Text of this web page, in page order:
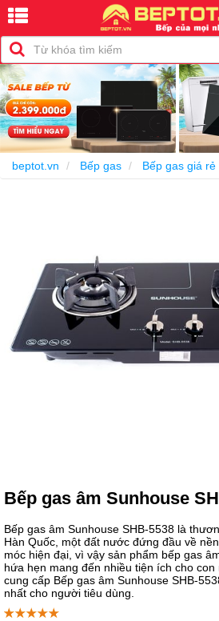
beptot.vn Bếp gas Bếp gas giá rẻ
Bếp gas âm Sunhouse
Bếp gas âm Sunhouse SHB-5538 là
Hàn Quốc, một đất nước đứng đầu về
móc hiện đại, vì vậy sản phẩm bếp gas
hứa hẹn mang đến nhiều tiện ích cho
cung cấp Bếp gas âm Sunhouse SHB-
nhất cho người tiêu dùng.
-24%